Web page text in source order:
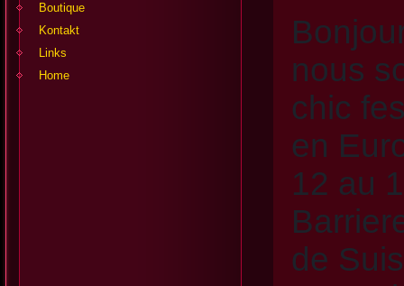
Boutique
Kontakt
Links
Home
nous
chic
en
12 au
de